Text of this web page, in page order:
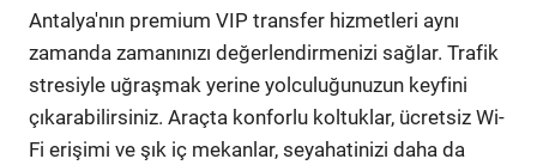
Antalya'nın premium VIP transfer hizmetleri aynı
zamanda zamanınızı değerlendirmenizi sağlar. Trafik
stresiyle uğraşmak yerine yolculuğunuzun keyfini
çıkarabilirsiniz. Araçta konforlu koltuklar, ücretsiz Wi-
Fi erişimi ve şık iç mekanlar, seyahatinizi daha da